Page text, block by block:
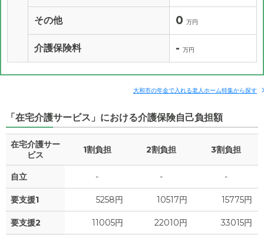
その他 0 万円
介護保険料 - 万円
大和市の年金で入れる老人ホーム特集から探す
「在宅介護サービス」における介護保険自己負担額
在宅介護サー
ビス
1割負担 2割負担 3割負担
自立 - - -
要支援1 5258円 10517円 15775円
要支援2 11005円 22010円 33015円